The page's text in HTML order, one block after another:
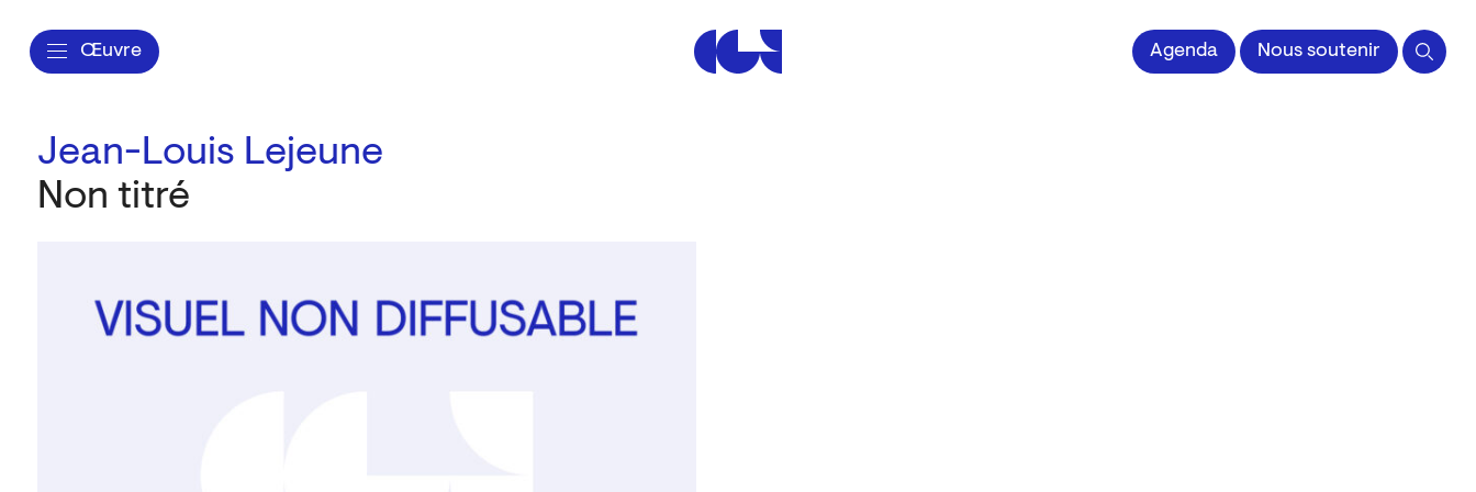
Œuvre Centre de la Gravure et de l'Image impriméeAgenda Nous soutenir
Jean-Louis Lejeune
Non titré